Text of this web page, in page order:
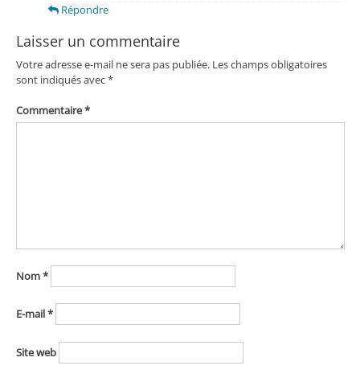
Répondre
Laisser un commentaire
Votre adresse e-mail ne sera pas publiée. Les champs obligatoires
sont indiqués avec*
Commentaire*
Nom*
E-mail*
Site web